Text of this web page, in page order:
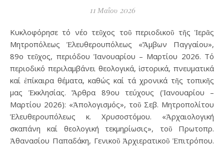
11 Μαΐου 2026
Κυκλοφόρησε τό νέο τεῦχος τοῦ περιοδικοῦ τῆς Ἱερᾶς
Μητροπόλεως Ἐλευθερουπόλεως «Ἄμβων Παγγαίου»,
89ο τεῦχος, περιόδου Ἰανουαρίου – Μαρτίου 2026. Τό
περιοδικό περιλαμβάνει θεολογικά, ἱστορικά, πνευματικά
καί ἐπίκαιρα θέματα, καθώς καί τά χρονικά τῆς τοπικῆς
μας Ἐκκλησίας. Ἄρθρα 89ου τεύχους (Ἰανουαρίου –
Μαρτίου 2026): «Ἀπολογισμός», τοῦ Σεβ. Μητροπολίτου
Ἐλευθερουπόλεως κ. Χρυσοστόμου. «Ἀρχαιολογική
σκαπάνη καί θεολογική τεκμηρίωσις», τοῦ Πρωτοπρ.
Ἀθανασίου Παπαδάκη, Γενικοῦ Ἀρχιερατικοῦ Ἐπιτρόπου.